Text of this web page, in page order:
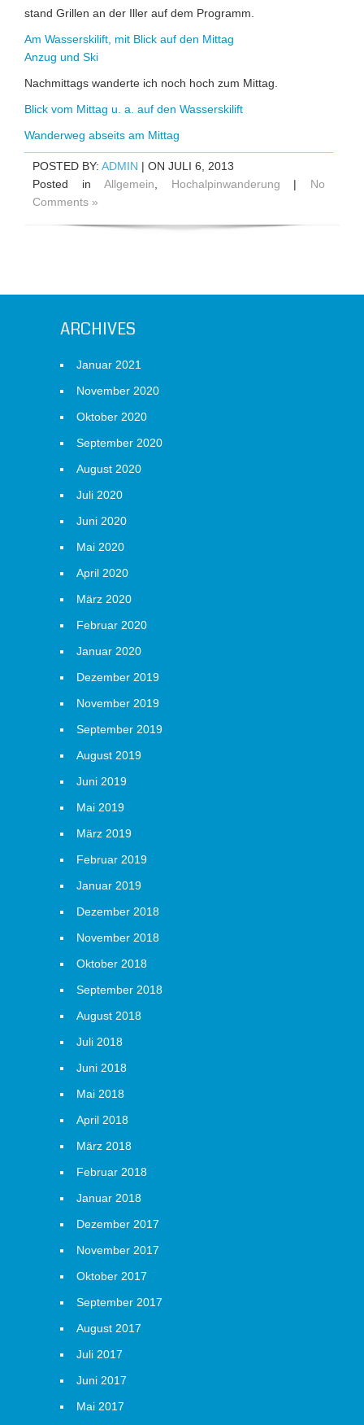
stand Grillen an der Iller auf dem Programm.
Am Wasserskilift, mit Blick auf den Mittag
Anzug und Ski
Nachmittags wanderte ich noch hoch zum Mittag.
Blick vom Mittag u. a. auf den Wasserskilift
Wanderweg abseits am Mittag
POSTED BY: ADMIN | ON JULI 6, 2013
Posted in Allgemein Hochalpinwanderung | No
Comments »
ARCHIVES
Januar 2021
November 2020
Oktober 2020
September 2020
August 2020
Juli 2020
Juni 2020
Mai 2020
April 2020
März 2020
Februar 2020
Januar 2020
Dezember 2019
November 2019
September 2019
August 2019
Juni 2019
Mai 2019
März 2019
Februar 2019
Januar 2019
Dezember 2018
November 2018
Oktober 2018
September 2018
August 2018
Juli 2018
Juni 2018
Mai 2018
April 2018
März 2018
Februar 2018
Januar 2018
Dezember 2017
November 2017
Oktober 2017
September 2017
August 2017
Juli 2017
Juni 2017
Mai 2017